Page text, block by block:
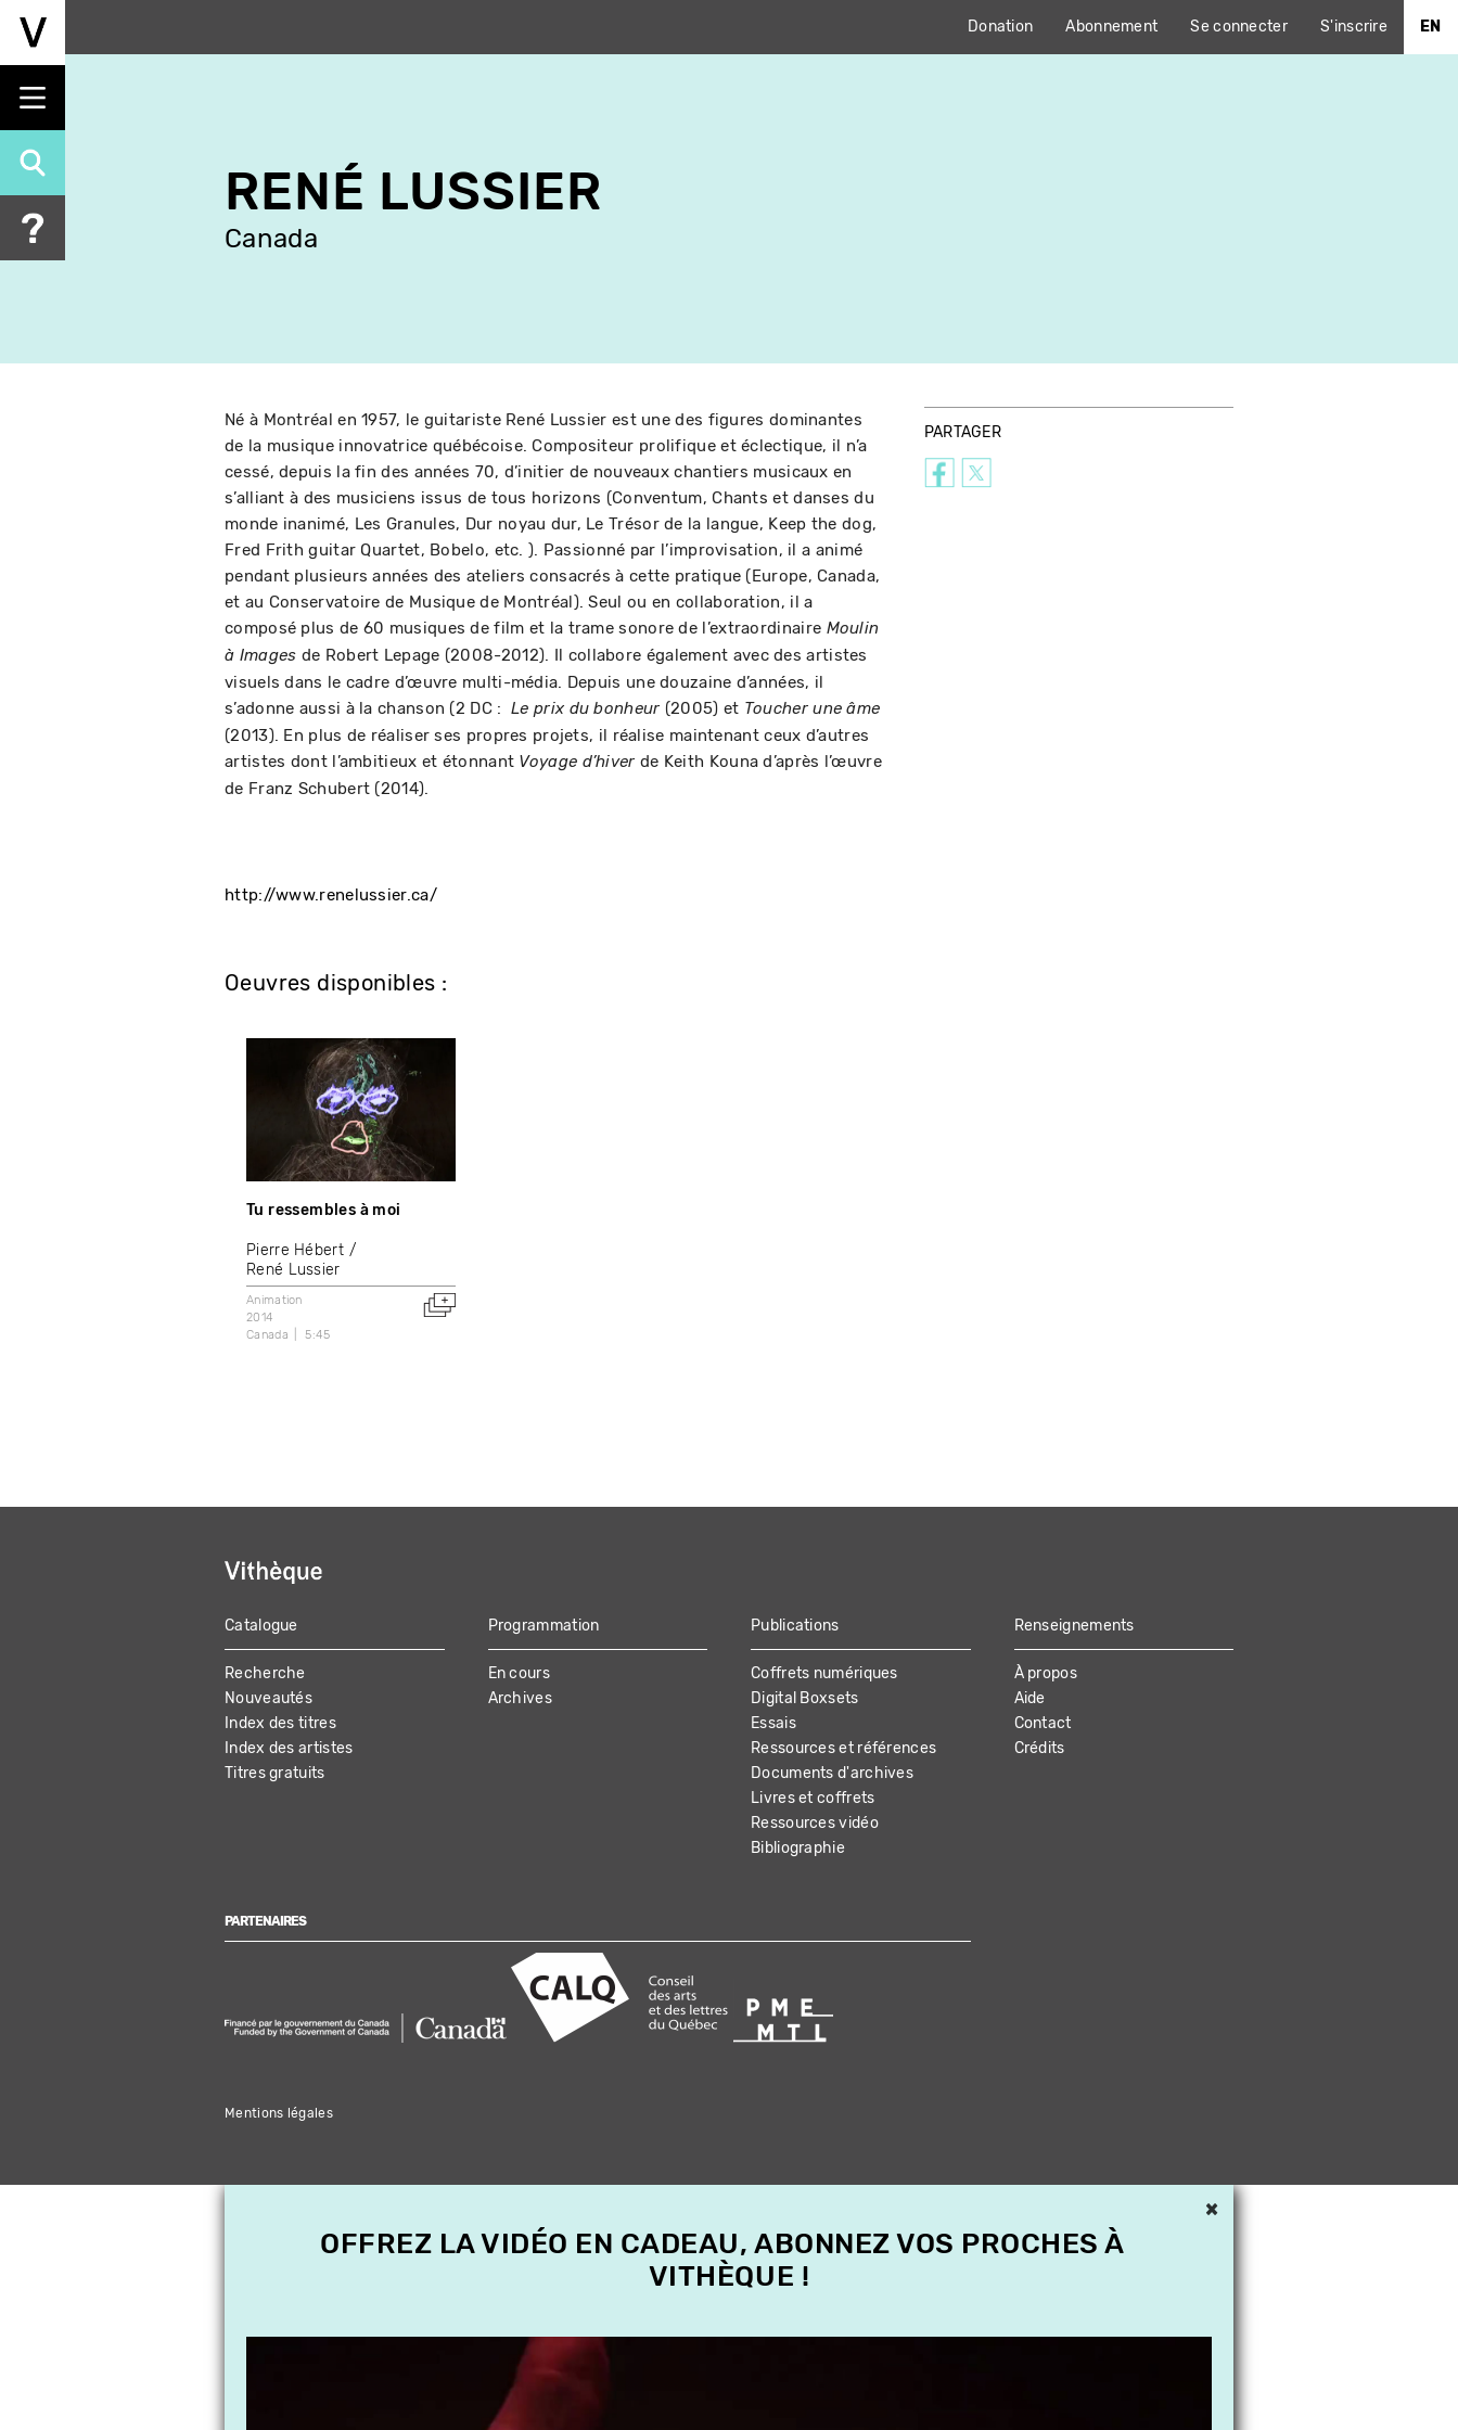
Aller
principal
Donation Abonnement Se connecter S'inscrire EN
RENÉ LUSSIER
Canada
Né à Montréal en 1957, le guitariste René Lussier est une des figures dominantes
de la musique innovatrice québécoise. Compositeur prolifique et éclectique, il n’a
cessé, depuis la fin des années 70, d’initier de nouveaux chantiers musicaux en
s’alliant à des musiciens issus de tous horizons (Conventum, Chants et danses du
monde inanimé, Les Granules, Dur noyau dur, Le Trésor de la langue, Keep the dog,
Fred Frith guitar Quartet, Bobelo, etc. ). Passionné par l’improvisation, il a animé
pendant plusieurs années des ateliers consacrés à cette pratique (Europe, Canada,
et au Conservatoire de Musique de Montréal). Seul ou en collaboration, il a
composé plus de 60 musiques de film et la trame sonore de l’extraordinaire Moulin
à Images de Robert Lepage (2008-2012). Il collabore également avec des artistes
visuels dans le cadre d’œuvre multi-média. Depuis une douzaine d’années, il
s’adonne aussi à la chanson (2 DC : Le prix du bonheur (2005) et Toucher une âme
(2013). En plus de réaliser ses propres projets, il réalise maintenant ceux d’autres
artistes dont l’ambitieux et étonnant Voyage d’hiver de Keith Kouna d’après l’œuvre
de Franz Schubert (2014).
http://www.renelussier.ca/
PARTAGER
Oeuvres disponibles :
Tu ressembles à moi
Pierre Hébert
René Lussier
Animation
2014
Canada
5:45
MAIN
NAVIGATION
Catalogue
Recherche
Nouveautés
Index des titres
Index des artistes
Titres gratuits
Programmation
En cours
Archives
Publications
Coffrets numériques
Digital Boxsets
Essais
Ressources et références
Documents d'archives
Livres et coffrets
Ressources vidéo
Bibliographie
Renseignements
À propos
Aide
Contact
Crédits
PARTENAIRES
Mentions légales
×
OFFREZ LA VIDÉO EN CADEAU, ABONNEZ VOS PROCHES À
VITHÈQUE !